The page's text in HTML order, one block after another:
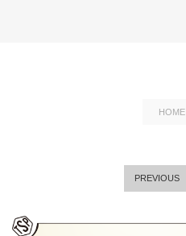
HOME
PREVIOUS